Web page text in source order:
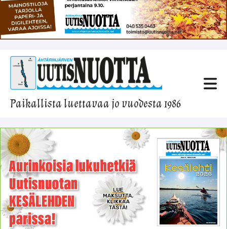
Paikallista luettavaa jo vuodesta 1986